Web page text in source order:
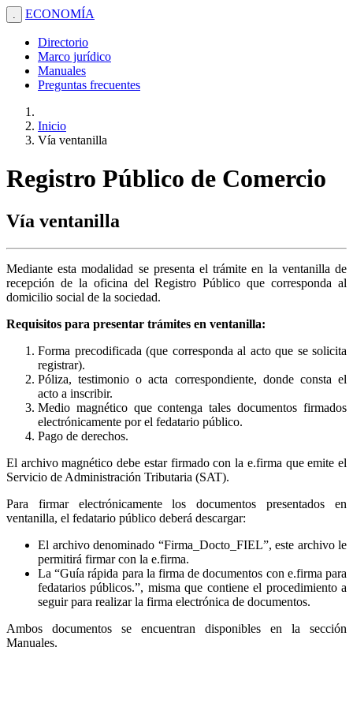
. ECONOMÍA
Directorio
Marco jurídico
Manuales
Preguntas frecuentes
Inicio
Vía ventanilla
Registro Público de Comercio
Vía ventanilla
Mediante esta modalidad se presenta el trámite en la ventanilla de
recepción de la oficina del Registro Público que corresponda al
domicilio social de la sociedad.
Requisitos para presentar trámites en ventanilla:
Forma precodificada (que corresponda al acto que se solicita
registrar).
Póliza, testimonio o acta correspondiente, donde consta el
acto a inscribir.
Medio magnético que contenga tales documentos firmados
electrónicamente por el fedatario público.
Pago de derechos.
El archivo magnético debe estar firmado con la e.firma que emite el
Servicio de Administración Tributaria (SAT).
Para firmar electrónicamente los documentos presentados en
ventanilla, el fedatario público deberá descargar:
El archivo denominado “Firma_Docto_FIEL”, este archivo le
permitirá firmar con la e.firma.
La “Guía rápida para la firma de documentos con e.firma para
fedatarios públicos.”, misma que contiene el procedimiento a
seguir para realizar la firma electrónica de documentos.
Ambos documentos se encuentran disponibles en la sección
Manuales.